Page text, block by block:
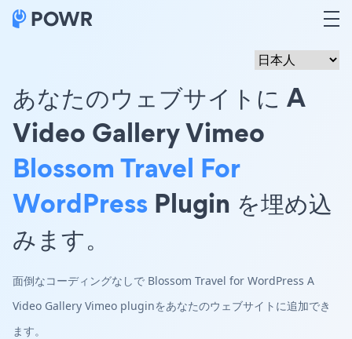
あなたのウェブサイトに A
Video Gallery Vimeo
Blossom Travel For
WordPress Plugin を埋め込
みます。
面倒なコーディングなしで Blossom Travel for WordPress A
Video Gallery Vimeo pluginをあなたのウェブサイトに追加でき
ます。